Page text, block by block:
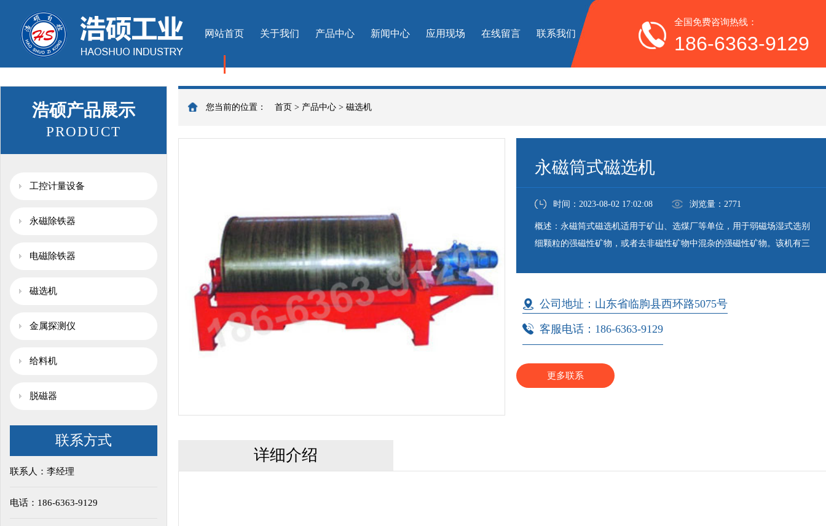
网站首页 关于我们 产品中心 新闻中心 应用现场 在线留言 联系我们
全国免费咨询热线：
186-6363-9129
您当前的位置： 首页 > 产品中心 > 磁选机
浩硕产品展示
PRODUCT
工控计量设备
永磁除铁器
电磁除铁器
磁选机
金属探测仪
给料机
脱磁器
联系方式
联系人：李经理
电话：186-6363-9129
永磁筒式磁选机
时间：2023-08-02 17:02:08 浏览量：2771
概述：永磁筒式磁选机适用于矿山、选煤厂等单位，用于弱磁场湿式选别
细颗粒的强磁性矿物，或者去非磁性矿物中混杂的强磁性矿物。该机有三
公司地址：山东省临朐县西环路5075号
客服电话：186-6363-9129
更多联系
详细介绍